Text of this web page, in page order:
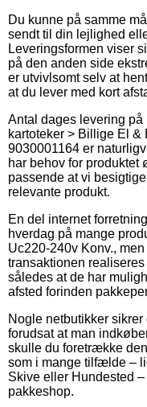
Du kunne på samme
sendt til din lejlighed
Leveringsformen viser
på den anden side
er utvivlsomt selv at
at du lever med kort
Antal dages levering
kartoteker > Billige El
9030001164 er
har behov for produktet
passende at vi
relevante produkt.
En del internet
hverdag på mange
Uc220-240v Konv.,
transaktionen
således at de har
afsted forinden
Nogle netbutikker
forudsat at man
skulle du foretrække
som i mange tilfælde –
Skive eller Hundested
pakkeshop.